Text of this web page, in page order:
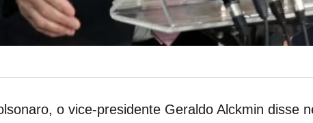
o vice-presidente Geraldo Alckmin disse